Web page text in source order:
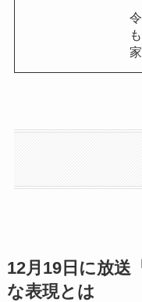
12月19日に放送
な表現とは